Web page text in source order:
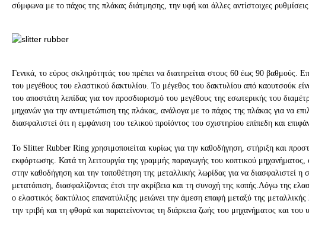
σύμφωνα με το πάχος της πλάκας διάτμησης, την υφή και άλλες αντίστοιχες
Γενικά, το εύρος σκληρότητάς του πρέπει να διατηρείται στους 60 έως 90 βαθμούς.
του μεγέθους του ελαστικού δακτυλίου. Το μέγεθος του δακτυλίου από καουτσούκ
του αποστάτη λεπίδας για τον προσδιορισμό του μεγέθους της εσωτερικής του
μηχανών για την αντιμετώπιση της πλάκας, ανάλογα με το πάχος της πλάκας για να
διασφαλιστεί ότι η εμφάνιση του τελικού προϊόντος του σχιστηρίου επίπεδη και
Το Slitter Rubber Ring χρησιμοποιείται κυρίως για την καθοδήγηση, στήριξη και
εκφόρτωσης. Κατά τη λειτουργία της γραμμής παραγωγής του κοπτικού μηχανήματος,
στην καθοδήγηση και την τοποθέτηση της μεταλλικής λωρίδας για να διασφαλιστεί
μετατόπιση, διασφαλίζοντας έτσι την ακρίβεια και τη συνοχή της κοπής. Λόγω της
ο ελαστικός δακτύλιος επανατύλιξης μειώνει την άμεση επαφή μεταξύ της
την τριβή και τη φθορά και παρατείνοντας τη διάρκεια ζωής του μηχανήματος και του